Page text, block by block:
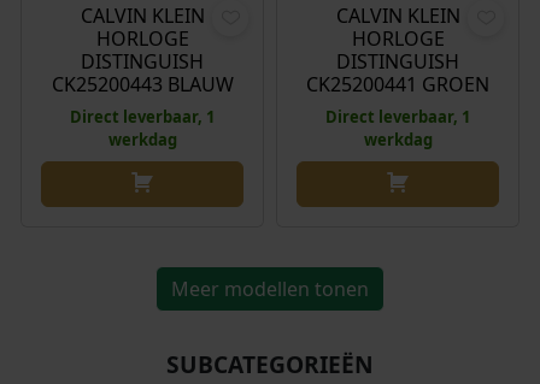
CALVIN KLEIN
HORLOGE
DISTINGUISH
CK25200443 BLAUW
Direct leverbaar, 1
werkdag
CALVIN KLEIN
HORLOGE
DISTINGUISH
CK25200441 GROEN
Direct leverbaar, 1
werkdag
Meer modellen tonen
SUBCATEGORIEËN